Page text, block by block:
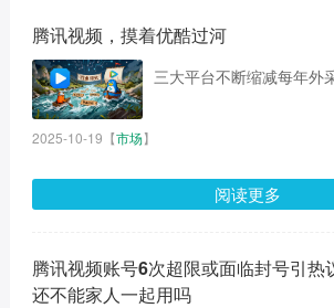
腾讯视频，摸着优酷过河
三大平台不断缩减每年外
2025-10-19 【市场】
阅读更多
腾讯视频账号6次超限或面临封号引热
还不能家人一起用吗